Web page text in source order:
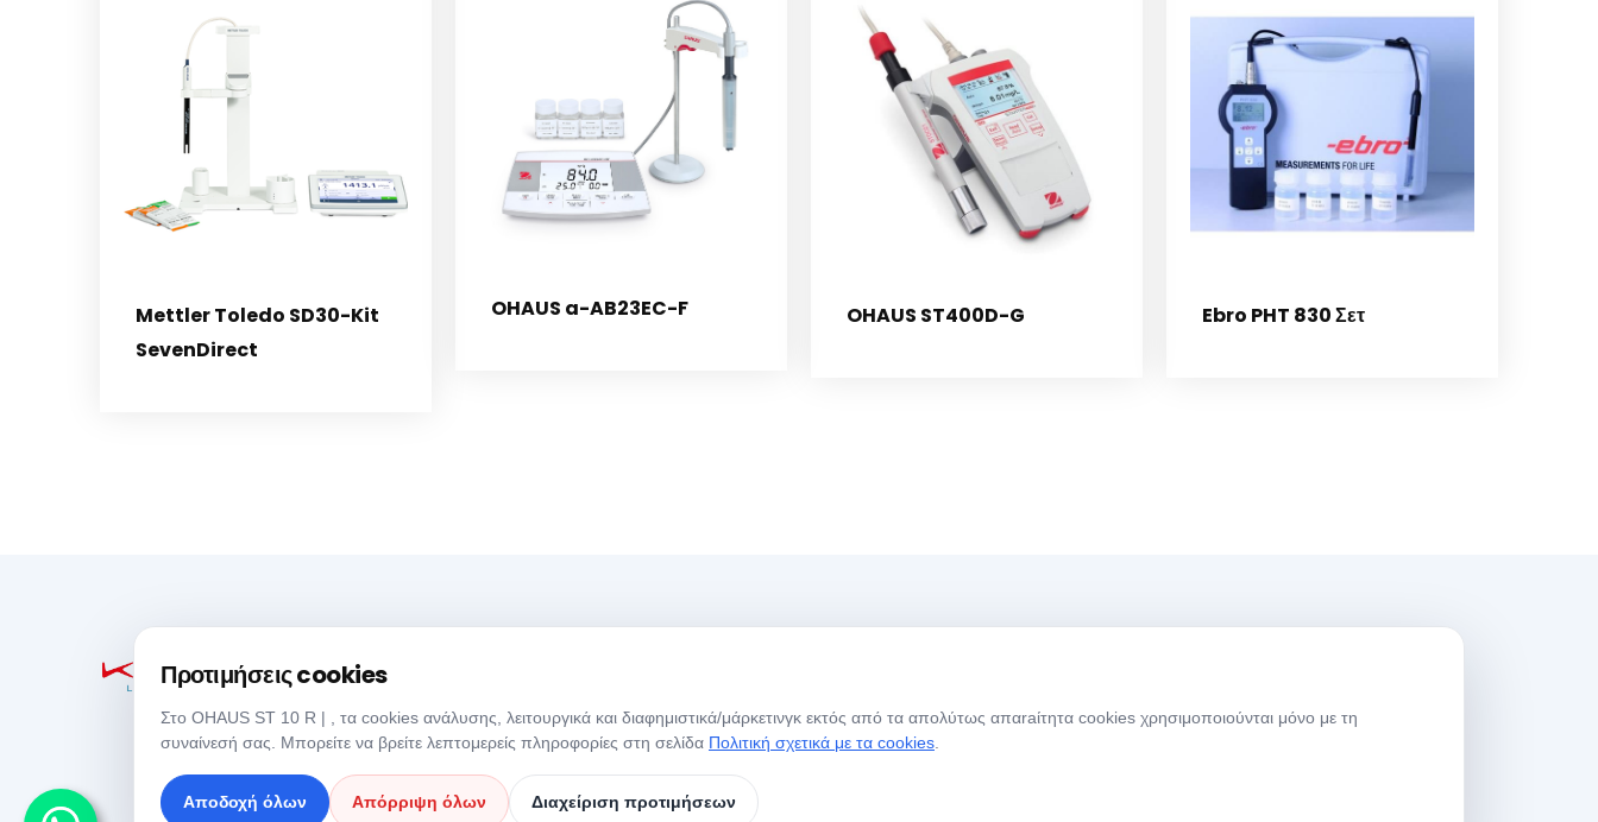
Mettler Toledo SD30-Kit
SevenDirect
OHAUS a-AB23EC-F OHAUS ST400D-G Ebro PHT 830 Σετ
Αρχική Σελίδα Σχετικά με Εμάς
Τα Προϊόντα Μας
Ημέρες
08:00-
Προτιμήσεις cookies
Στο OHAUS ST 10 R | , τα cookies ανάλυσης, λειτουργικά και διαφημιστικά/μάρκετινγκ εκτός από τα απολύτως απαraίτητα cookies χρησιμοποιούνται μόνο με τη
συναίνεσή σας. Μπορείτε να βρείτε λεπτομερείς πληροφορίες στη σελίδα Πολιτική σχετικά με τα cookies
Αποδοχή όλων Απόρριψη όλων Διαχείριση προτιμήσεων